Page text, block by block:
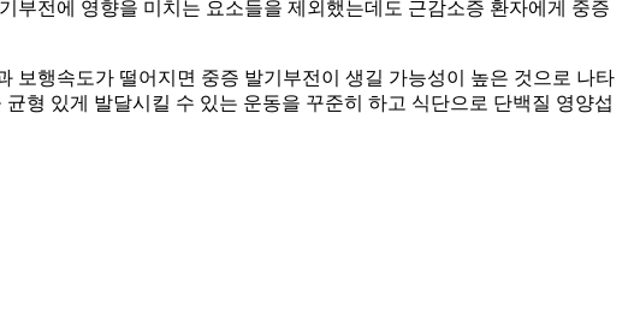
부전에 영향을 미치는 요소들을 제외했는데도 근감소증 환자에게 중증
보행속도가 떨어지면 중증 발기부전이 생길 가능성이 높은 것으로 나타
형 있게 발달시킬 수 있는 운동을 꾸준히 하고 식단으로 단백질 영양섭